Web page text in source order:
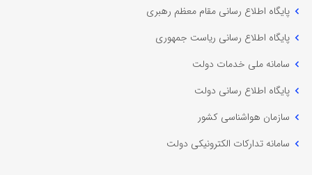
پایگاه اطلاع رسانی مقام معظم رهبری
پایگاه اطلاع رسانی ریاست جمهوری
سامانه ملی خدمات دولت
پایگاه اطلاع رسانی دولت
سازمان هواشناسی کشور
سامانه تدارکات الکترونیکی دولت